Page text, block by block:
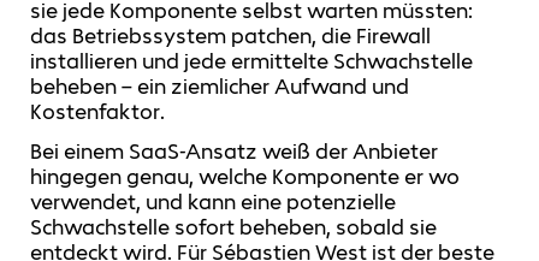
sie jede Komponente selbst warten müssten:
das Betriebssystem patchen, die Firewall
installieren und jede ermittelte Schwachstelle
beheben – ein ziemlicher Aufwand und
Kostenfaktor.
Bei einem SaaS-Ansatz weiß der Anbieter
hingegen genau, welche Komponente er wo
verwendet, und kann eine potenzielle
Schwachstelle sofort beheben, sobald sie
entdeckt wird. Für Sébastien West ist der beste